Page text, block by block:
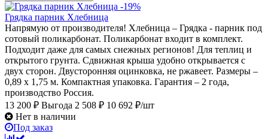
-19%
Грядка парник Хлебница
Напрямую от производителя! Хлебница – Грядка - парник под
сотовый поликарбонат. Поликарбонат входит в комплект.
Подходит даже для самых снежных регионов! Для теплиц и
открытого грунта. Сдвижная крыша удобно открывается с
двух сторон. Двусторонняя оцинковка, не ржавеет. Размеры –
0,89 х 1,75 м. Компактная упаковка. Гарантия – 2 года,
производство Россия.
13 200 ₽ Выгода 2 508 ₽ 10 692 ₽/шт
Нет в наличии
Под заказ